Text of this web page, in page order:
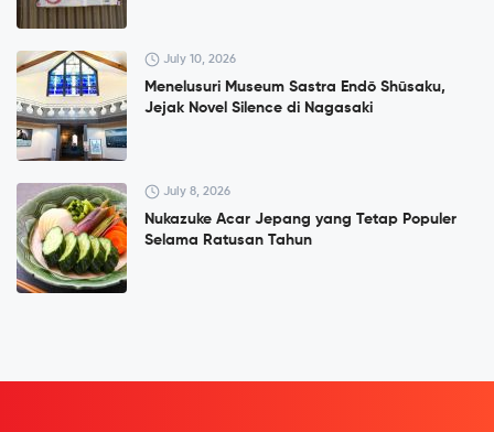
July 10, 2026
Menelusuri Museum Sastra Endō Shūsaku,
Jejak Novel Silence di Nagasaki
July 8, 2026
Nukazuke Acar Jepang yang Tetap Populer
Selama Ratusan Tahun